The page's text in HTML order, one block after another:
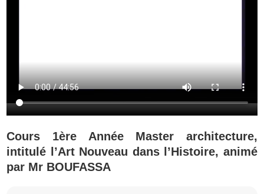
Cours 1ère Année Master architecture,
intitulé l’Art Nouveau dans l’Histoire, animé
par Mr BOUFASSA